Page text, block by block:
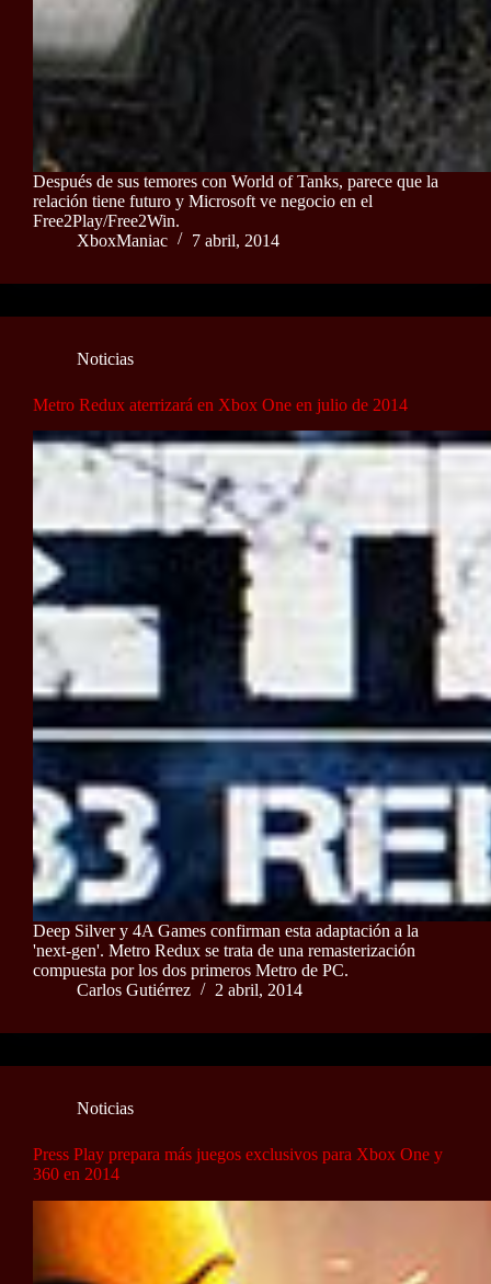
Después de sus temores con World of Tanks, parece que la
relación tiene futuro y Microsoft ve negocio en el
Free2Play/Free2Win.
XboxManiac
7 abril, 2014
Noticias
Metro Redux aterrizará en Xbox One en julio de 2014
Deep Silver y 4A Games confirman esta adaptación a la
'next-gen'. Metro Redux se trata de una remasterización
compuesta por los dos primeros Metro de PC.
Carlos Gutiérrez
2 abril, 2014
Noticias
Press Play prepara más juegos exclusivos para Xbox One y
360 en 2014